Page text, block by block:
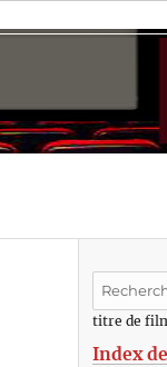
Recherche
:titre de
Index